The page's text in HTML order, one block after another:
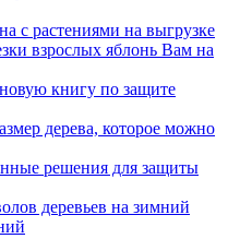
с растениями на выгрузке
взрослых яблонь Вам на
книгу по защите
дерева, которое можно
решения для защиты
деревьев на зимний